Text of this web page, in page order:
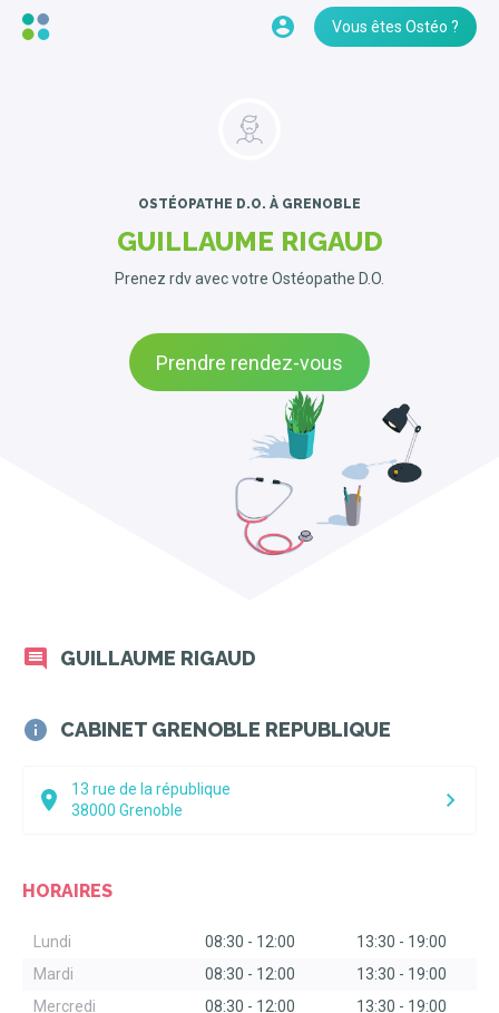
Vous êtes Ostéo ?
OSTÉOPATHE D.O. À GRENOBLE
GUILLAUME RIGAUD
Prenez rdv avec votre Ostéopathe D.O.
Prendre rendez-vous
GUILLAUME RIGAUD
CABINET GRENOBLE REPUBLIQUE
13 rue de la république
38000 Grenoble
HORAIRES
Lundi 08:30 - 12:00 13:30 - 19:00
Mardi
08:30 - 12:00 13:30 - 19:00
Mercredi
08:30 - 12:00 13:30 - 19:00